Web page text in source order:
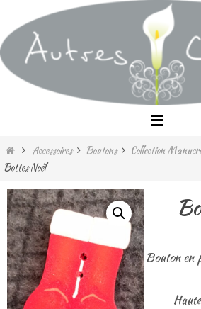
vers
le
contenu
HomeAccessoires Boutons Collection
Bottes Noël
Bouton en